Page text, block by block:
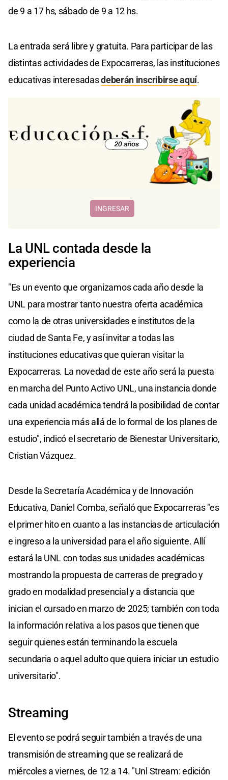
de 9 a 17 hs, sábado de 9 a 12 hs.
La entrada será libre y gratuita. Para participar de las
distintas actividades de Expocarreras, las instituciones
educativas interesadasdeberán inscribirse aquí.
INGRESAR
La UNL contada desde la
experiencia
"Es un evento que organizamos cada año desde la
UNL para mostrar tanto nuestra oferta académica
como la de otras universidades e institutos de la
ciudad de Santa Fe, y así invitar a todas las
instituciones educativas que quieran visitar la
Expocarreras. La novedad de este año será la puesta
en marcha del Punto Activo UNL, una instancia donde
cada unidad académica tendrá la posibilidad de contar
una experiencia más allá de lo formal de los planes de
estudio", indicó el secretario de Bienestar Universitario,
Cristian Vázquez.
Desde la Secretaría Académica y de Innovación
Educativa, Daniel Comba, señaló que Expocarreras "es
el primer hito en cuanto a las instancias de articulación
e ingreso a la universidad para el año siguiente. Allí
estará la UNL con todas sus unidades académicas
mostrando la propuesta de carreras de pregrado y
grado en modalidad presencial y a distancia que
inician el cursado en marzo de 2025; también con toda
la información relativa a los pasos que tienen que
seguir quienes están terminando la escuela
secundaria o aquel adulto que quiera iniciar un estudio
universitario".
Streaming
El evento se podrá seguir también a través de una
transmisión de streaming que se realizará de
miércoles a viernes, de 12 a 14. "Unl Stream: edición